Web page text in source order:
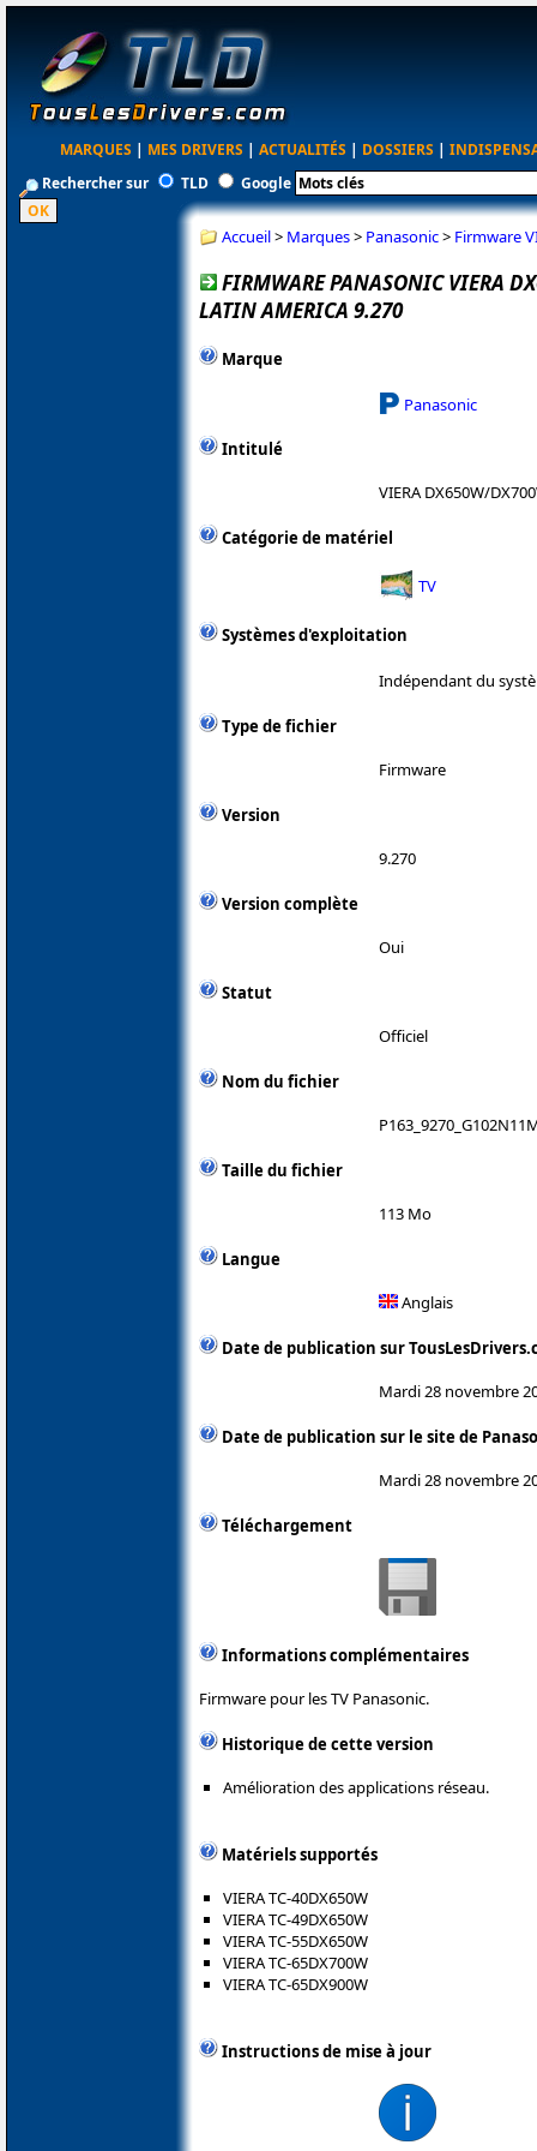
MARQUES | MES DRIVERS | ACTUALITÉS | DOSSIERS |
Rechercher sur
TLD Google
Accueil> Marques> Panasonic> Firmware
FIRMWARE PANASONIC VIERA
LATIN AMERICA 9.270
Marque
Panasonic
Intitulé
VIERA DX650W/
Catégorie de matériel
TV
Systèmes d'exploitation
Indépendant du
Type de fichier
Firmware
Version
9.270
Version complète
Oui
Statut
Officiel
Nom du fichier
Taille du fichier
113 Mo
Langue
Anglais
Date de publication sur
Mardi 28 novembre
Date de publication sur le site de
Mardi 28 novembre
Téléchargement
Informations complémentaires
Firmware pour les TV Panasonic.
Historique de cette version
Amélioration des applications réseau.
Matériels supportés
VIERA TC-40DX650W
VIERA TC-49DX650W
VIERA TC-55DX650W
VIERA TC-65DX700W
VIERA TC-65DX900W
Instructions de mise à jour